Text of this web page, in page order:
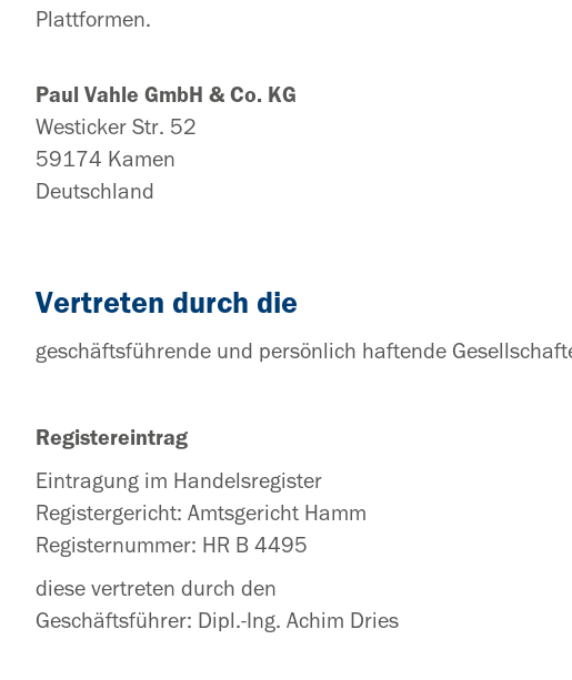
Plattformen.
Paul Vahle GmbH & Co. KG
Westicker Str. 52
59174 Kamen
Deutschland
Vertreten durch die
geschäftsführende und persönlich haftende
Registereintrag
Eintragung im Handelsregister
Registergericht: Amtsgericht Hamm
Registernummer: HR B 4495
diese vertreten durch den
Geschäftsführer: Dipl.-Ing. Achim Dries